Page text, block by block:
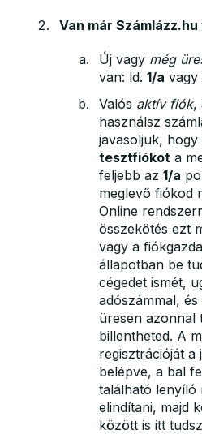
Van már
Új vagy még
van: ld. 1/a
Valós aktív fiók,
használsz
javasoljuk,
tesztfiókot a
feljebb az 1/a
meglevő fiókod
Online
összekötés ezt
vagy a
állapotban be
cégedet ismét,
adószámmal,
üresen azonnal
billentheted. A
regisztrációját a
belépve, a bal
található lenyíló
elindítani, majd
között is itt